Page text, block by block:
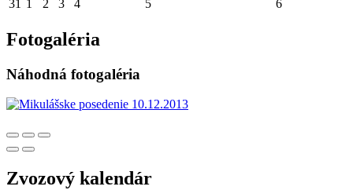
31 1 2 3 4 5 6
Fotogaléria
Náhodná fotogaléria
Zvozový kalendár